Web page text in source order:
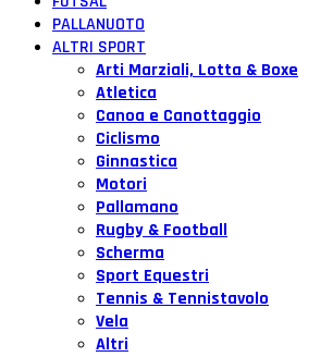
PALLANUOTO
ALTRI SPORT
Arti Marziali, Lotta & Boxe
Atletica
Canoa e Canottaggio
Ciclismo
Ginnastica
Motori
Pallamano
Rugby & Football
Scherma
Sport Equestri
Tennis & Tennistavolo
Vela
Altri